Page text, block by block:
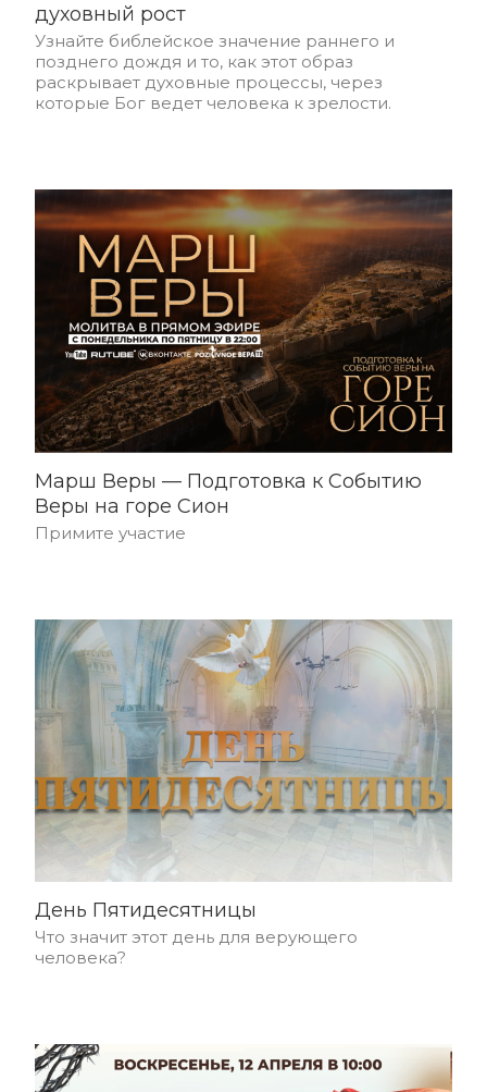
духовный рост
Узнайте библейское значение раннего и
позднего дождя и то, как этот образ
раскрывает духовные процессы, через
которые Бог ведет человека к зрелости.
Марш Веры — Подготовка к Событию
Веры на горе Сион
Примите участие
День Пятидесятницы
Что значит этот день для верующего
человека?